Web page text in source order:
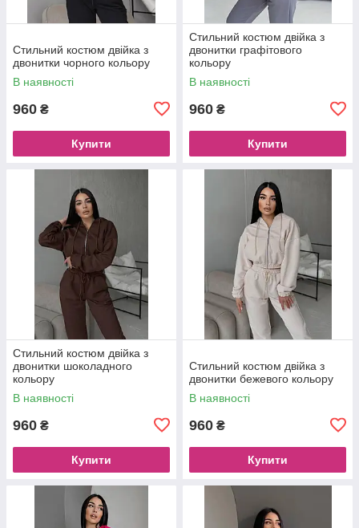
Стильний костюм двійка з
двонитки чорного кольору
В наявності
960 ₴
Купити
Стильний костюм двійка з
двонитки графітового
кольору
В наявності
960 ₴
Купити
Стильний костюм двійка з
двонитки шоколадного
кольору
В наявності
960 ₴
Купити
Стильний костюм двійка з
двонитки бежевого кольору
В наявності
960 ₴
Купити